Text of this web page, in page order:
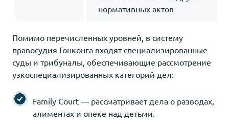
нормативных актов
Помимо перечисленных уровней, в систему
правосудия Гонконга входят специализированные
суды и трибуналы, обеспечивающие рассмотрение
узкоспециализированных категорий дел:
Family Court — рассматривает дела о разводах,
алиментах и опеке над детьми.